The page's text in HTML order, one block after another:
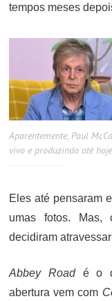
tempos meses
Aparentemente, Paul
vivo e produzindo até
Eles até pensaram
umas fotos. Mas,
decidiram
Abbey Roadé o
abertura vem com